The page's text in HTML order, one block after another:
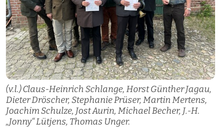
(v.l.) Claus-Heinrich Schlange, Horst Günther Jagau,
Dieter Dröscher, Stephanie Prüser, Martin Mertens,
Joachim Schulze, Jost Aurin, Michael Becher, J.-H.
„Jonny“ Lütjens, Thomas Unger.